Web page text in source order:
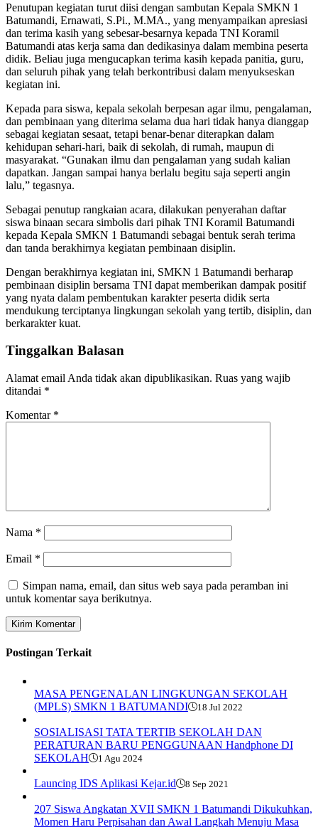
Penutupan kegiatan turut diisi dengan sambutan Kepala SMKN 1
Batumandi, Ernawati, S.Pi., M.MA., yang menyampaikan apresiasi
dan terima kasih yang sebesar-besarnya kepada TNI Koramil
Batumandi atas kerja sama dan dedikasinya dalam membina peserta
didik. Beliau juga mengucapkan terima kasih kepada panitia, guru,
dan seluruh pihak yang telah berkontribusi dalam menyukseskan
kegiatan ini.
Kepada para siswa, kepala sekolah berpesan agar ilmu, pengalaman,
dan pembinaan yang diterima selama dua hari tidak hanya dianggap
sebagai kegiatan sesaat, tetapi benar-benar diterapkan dalam
kehidupan sehari-hari, baik di sekolah, di rumah, maupun di
masyarakat. “Gunakan ilmu dan pengalaman yang sudah kalian
dapatkan. Jangan sampai hanya berlalu begitu saja seperti angin
lalu,” tegasnya.
Sebagai penutup rangkaian acara, dilakukan penyerahan daftar
siswa binaan secara simbolis dari pihak TNI Koramil Batumandi
kepada Kepala SMKN 1 Batumandi sebagai bentuk serah terima
dan tanda berakhirnya kegiatan pembinaan disiplin.
Dengan berakhirnya kegiatan ini, SMKN 1 Batumandi berharap
pembinaan disiplin bersama TNI dapat memberikan dampak positif
yang nyata dalam pembentukan karakter peserta didik serta
mendukung terciptanya lingkungan sekolah yang tertib, disiplin, dan
berkarakter kuat.
Tinggalkan Balasan
Alamat email Anda tidak akan dipublikasikan. Ruas yang wajib
ditandai *
Komentar *
Nama *
Email *
Simpan nama, email, dan situs web saya pada peramban ini
untuk komentar saya berikutnya.
Postingan Terkait
MASA PENGENALAN LINGKUNGAN SEKOLAH
(MPLS) SMKN 1 BATUMANDI
18 Jul 2022
SOSIALISASI TATA TERTIB SEKOLAH DAN
PERATURAN BARU PENGGUNAAN Handphone DI
SEKOLAH
1 Agu 2024
Launcing IDS Aplikasi Kejar.id 8 Sep 2021
207 Siswa Angkatan XVII SMKN 1 Batumandi Dikukuhkan,
Momen Haru Perpisahan dan Awal Langkah Menuju Masa